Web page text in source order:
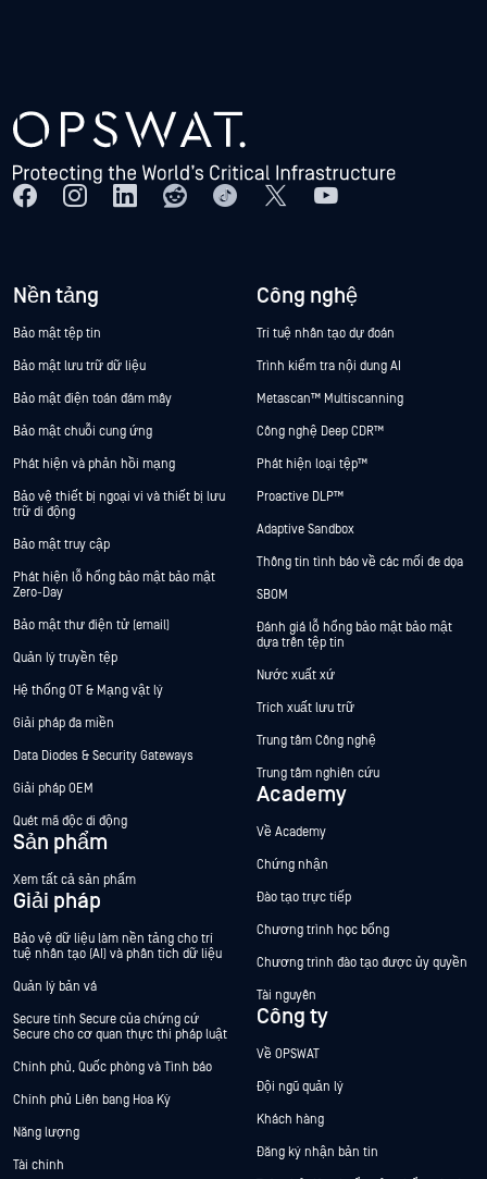
Nền tảng
Bảo mật tệp tin
Bảo mật lưu trữ dữ liệu
Bảo mật điện toán đám mây
Bảo mật chuỗi cung ứng
Phát hiện và phản hồi mạng
Bảo vệ thiết bị ngoại vi và thiết bị lưu
trữ di động
Bảo mật truy cập
Phát hiện lỗ hổng bảo mật bảo mật
Zero-Day
Bảo mật thư điện tử (email)
Quản lý truyền tệp
Hệ thống OT & Mạng vật lý
Giải pháp đa miền
Data Diodes & Security Gateways
Giải pháp OEM
Quét mã độc di động
Sản phẩm
Xem tất cả sản phẩm
Giải pháp
Bảo vệ dữ liệu làm nền tảng cho trí
tuệ nhân tạo (AI) và phân tích dữ liệu
Quản lý bản vá
Secure tính Secure của chứng cứ
Secure cho cơ quan thực thi pháp luật
Chính phủ, Quốc phòng và Tình báo
Chính phủ Liên bang Hoa Kỳ
Năng lượng
Tài chính
Công nghệ
Trí tuệ nhân tạo dự đoán
Trình kiểm tra nội dung AI
Metascan™ Multiscanning
Công nghệ Deep CDR™
Phát hiện loại tệp™
Proactive DLP™
Adaptive Sandbox
Thông tin tình báo về các mối đe dọa
SBOM
Đánh giá lỗ hổng bảo mật bảo mật
dựa trên tệp tin
Nước xuất xứ
Trích xuất lưu trữ
Trung tâm Công nghệ
Trung tâm nghiên cứu
Academy
Về Academy
Chứng nhận
Đào tạo trực tiếp
Chương trình học bổng
Chương trình đào tạo được ủy quyền
Tài nguyên
Công ty
Về OPSWAT
Đội ngũ quản lý
Khách hàng
Đăng ký nhận bản tin